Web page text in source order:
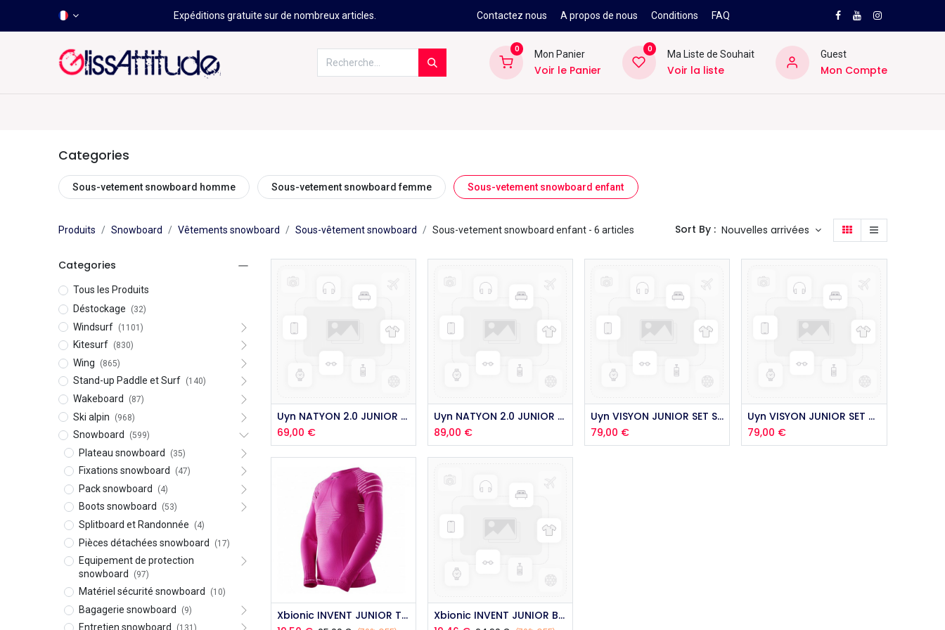
Expéditions gratuite sur de nombreux articles. Contactez nous A propos de nous Conditions FAQ
0
Mon Panier
Voir le Panier
0
Ma Liste de Souhait
Voir la liste
Guest
Mon Compte
Categories
Sous-vetement snowboard homme Sous-vetement snowboard femme Sous-vetement snowboard enfant
Produits Snowboard Vêtements snowboard Sous-vêtement snowboard Sous-vetement snowboard enfant- 6 articles Sort By : Nouvelles arrivées
Categories
Tous les Produits
Déstockage
(32)
Windsurf (1101)
Kitesurf (830)
Wing (865)
Stand-up Paddle et Surf (140)
Wakeboard (87)
Ski alpin (968)
Snowboard (599)
Plateau snowboard (35)
Fixations snowboard (47)
Pack snowboard (4)
Boots snowboard (53)
Splitboard et Randonnée (4)
Pièces détachées snowboard (17)
Equipement de protection
snowboard
(97)
Matériel sécurité snowboard (10)
Bagagerie snowboard (9)
Entretien snowboard
Uyn NATYON 2.0 JUNIOR PANTS FRANCE 2021
69,00 €
Uyn NATYON 2.0 JUNIOR SHIRT FRANCE 2021
89,00 €
Ajouter au panier
Uyn VISYON JUNIOR SET SWEET PINK 2021
79,00 €
Uyn VISYON JUNIOR SET ROYAL SUNNY 2021
79,00 €
Xbionic INVENT JUNIOR TOP ROSE 8ans 2018
Ajouter au panier
Xbionic INVENT JUNIOR BOY PANT 10ans 2017